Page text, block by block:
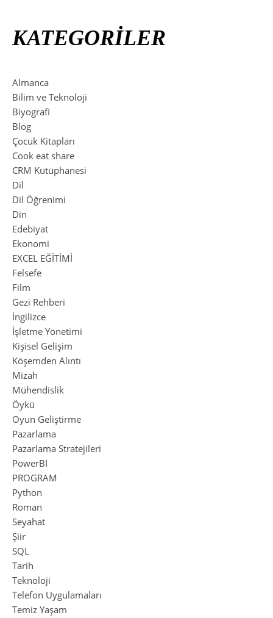
KATEGORİLER
Almanca
Bilim ve Teknoloji
Biyografi
Blog
Çocuk Kitapları
Cook eat share
CRM Kütüphanesi
Dil
Dil Öğrenimi
Din
Edebiyat
Ekonomi
EXCEL EĞİTİMİ
Felsefe
Film
Gezi Rehberi
İngilizce
İşletme Yönetimi
Kişisel Gelişim
Köşemden Alıntı
Mizah
Mühendislik
Öykü
Oyun Geliştirme
Pazarlama
Pazarlama Stratejileri
PowerBI
PROGRAM
Python
Roman
Seyahat
Şiir
SQL
Tarih
Teknoloji
Telefon Uygulamaları
Temiz Yaşam